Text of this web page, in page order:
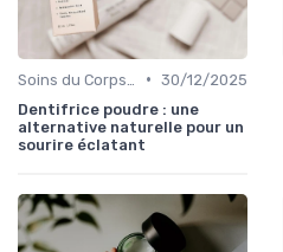
• 30/12/2025
Dentifrice poudre : une
alternative naturelle pour un
sourire éclatant